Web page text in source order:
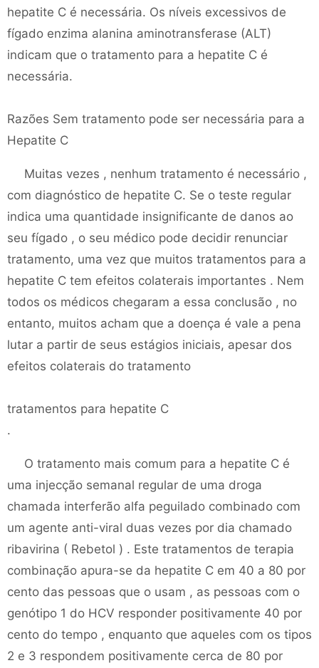
hepatite C é necessária. Os níveis excessivos de
fígado enzima alanina aminotransferase (ALT)
indicam que o tratamento para a hepatite C é
necessária.
Razões Sem tratamento pode ser necessária para a
Hepatite C
Muitas vezes , nenhum tratamento é necessário ,
com diagnóstico de hepatite C. Se o teste regular
indica uma quantidade insignificante de danos ao
seu fígado , o seu médico pode decidir renunciar
tratamento, uma vez que muitos tratamentos para a
hepatite C tem efeitos colaterais importantes . Nem
todos os médicos chegaram a essa conclusão , no
entanto, muitos acham que a doença é vale a pena
lutar a partir de seus estágios iniciais, apesar dos
efeitos colaterais do tratamento
tratamentos para hepatite C
.
O tratamento mais comum para a hepatite C é
uma injecção semanal regular de uma droga
chamada interferão alfa peguilado combinado com
um agente anti-viral duas vezes por dia chamado
ribavirina ( Rebetol ) . Este tratamentos de terapia
combinação apura-se da hepatite C em 40 a 80 por
cento das pessoas que o usam , as pessoas com o
genótipo 1 do HCV responder positivamente 40 por
cento do tempo , enquanto que aqueles com os tipos
2 e 3 respondem positivamente cerca de 80 por